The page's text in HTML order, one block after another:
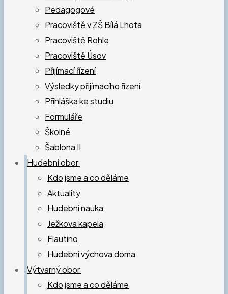
Pedagogové
Pracoviště v ZŠ Bílá Lhota
Pracoviště Rohle
Pracoviště Úsov
Přijímací řízení
Výsledky přijímacího řízení
Přihláška ke studiu
Formuláře
Školné
Šablona II
Hudební obor
Kdo jsme a co děláme
Aktuality
Hudební nauka
Ježkova kapela
Flautino
Hudební výchova doma
Výtvarný obor
Kdo jsme a co děláme